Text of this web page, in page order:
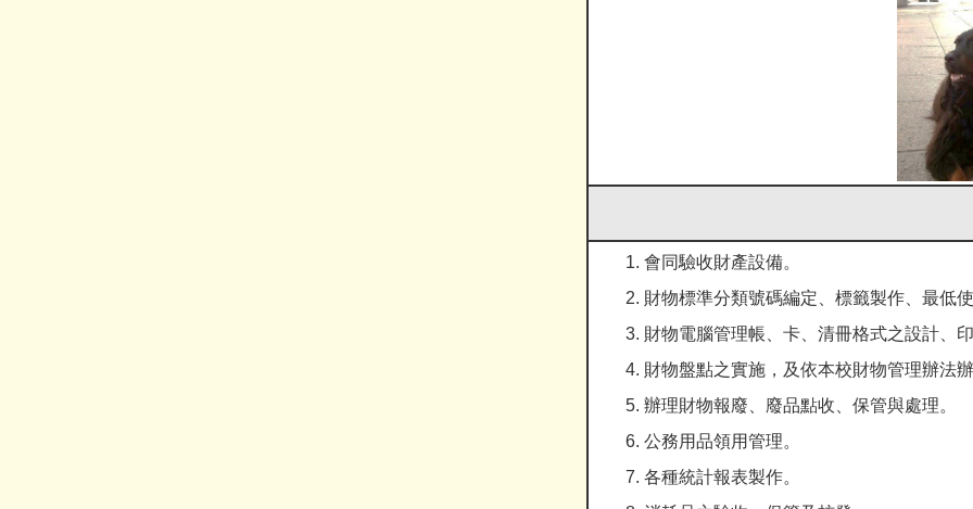
會同驗收財產設備。
財物標準分類號碼編定、標籤製作、最低
財物電腦管理帳、卡、清冊格式之設計、
財物盤點之實施，及依本校財物管理辦法
辦理財物報廢、廢品點收、保管與處理。
公務用品領用管理。
各種統計報表製作。